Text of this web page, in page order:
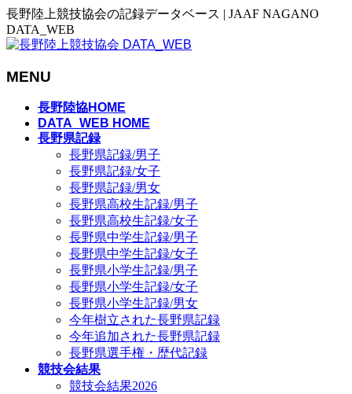
長野陸上競技協会の記録データベース | JAAF NAGANO
DATA_WEB
MENU
長野陸協HOME
DATA_WEB HOME
長野県記録
長野県記録/男子
長野県記録/女子
長野県記録/男女
長野県高校生記録/男子
長野県高校生記録/女子
長野県中学生記録/男子
長野県中学生記録/女子
長野県小学生記録/男子
長野県小学生記録/女子
長野県小学生記録/男女
今年樹立された長野県記録
今年追加された長野県記録
長野県選手権・歴代記録
競技会結果
競技会結果2026